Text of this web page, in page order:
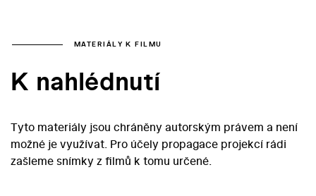
MATERIÁLY K FILMU
K nahlédnutí
Tyto materiály jsou chráněny autorským právem a není
možné je využívat. Pro účely propagace projekcí rádi
zašleme snímky z filmů k tomu určené.